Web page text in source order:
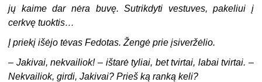
jų kaime dar nėra buvę. Sutrikdyti vestuves, pakeliui į
cerkvę tuoktis…
Į priekį išėjo tėvas Fedotas. Žengė prie įsiveržėlio.
– Jakivai, nekvailiok! – ištarė tyliai, bet tvirtai, labai tvirtai. –
Nekvailiok, girdi, Jakivai? Prieš ką ranką keli?